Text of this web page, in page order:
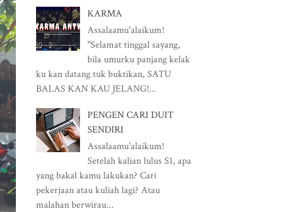
KARMA
Assalaamu'alaikum!
"Selamat tinggal sayang,
bila umurku panjang kelak
ku kan datang tuk buktikan, SATU
BALAS KAN KAU JELANG!...
PENGEN CARI DUIT
SENDIRI
Assalaamu'alaikum!
Setelah kalian lulus S1, apa
yang bakal kamu lakukan? Cari
pekerjaan atau kuliah lagi? Atau
malahan berwirau...